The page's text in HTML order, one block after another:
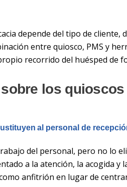
depende del tipo de cliente,
entre quiosco, PMS y
recorrido del huésped de
los
al personal de
del personal, pero no lo
a la atención, la acogida y
anfitrión en lugar de